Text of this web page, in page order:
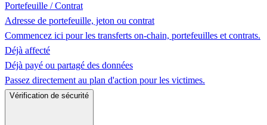
Portefeuille / Contrat
Adresse de portefeuille, jeton ou contrat
Commencez ici pour les transferts on-chain, portefeuilles et contrats.
Déjà affecté
Déjà payé ou partagé des données
Passez directement au plan d'action pour les victimes.
Vérification de sécurité